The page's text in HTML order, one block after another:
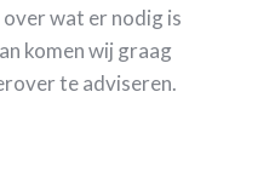
wat er nodig is
komen wij graag
te adviseren.